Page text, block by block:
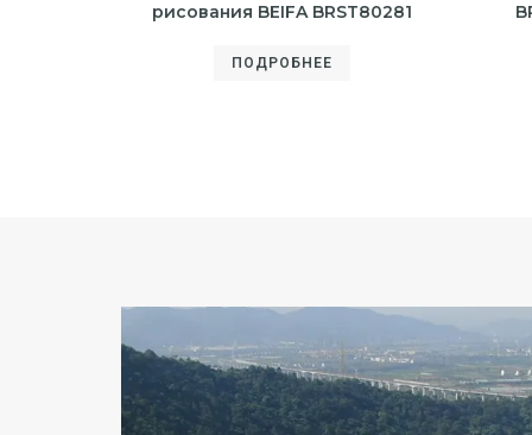
рисования BEIFA BRST80281
ПОДРОБНЕЕ